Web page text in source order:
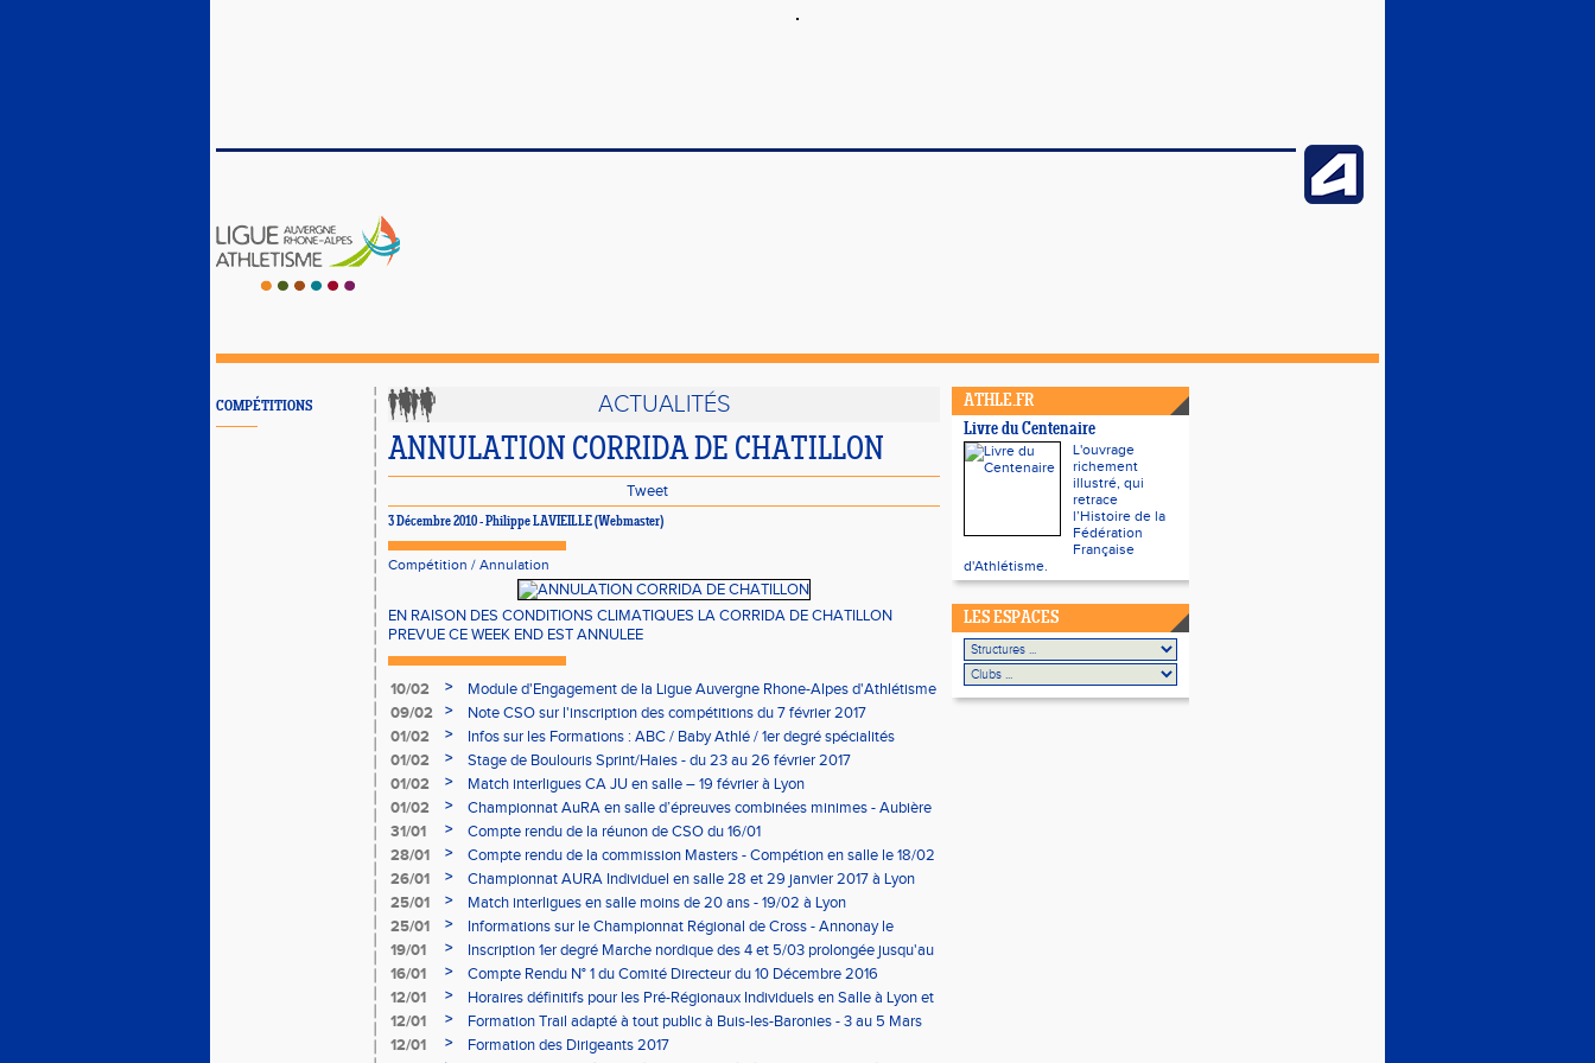
COMPÉTITIONS ACTUALITÉS
ANNULATION CORRIDA DE CHATILLON
Tweet
3 Décembre 2010 - Philippe LAVIEILLE (Webmaster)
Compétition / Annulation
EN RAISON DES CONDITIONS CLIMATIQUES LA CORRIDA DE CHATILLON
PREVUE CE WEEK END EST ANNULEE
10/02 >
Module d'Engagement de la Ligue Auvergne Rhone-Alpes d'Athlétisme
09/02
>
Note CSO sur l'inscription des compétitions du 7 février 2017
01/02
>
Infos sur les Formations : ABC / Baby Athlé / 1er degré spécialités
01/02
>
Stage de Boulouris Sprint/Haies - du 23 au 26 février 2017
01/02
>
Match interligues CA JU en salle – 19 février à Lyon
01/02
>
Championnat AuRA en salle d’épreuves combinées minimes - Aubière
- le 12 février
31/01 >
Compte rendu de la réunon de CSO du 16/01
28/01
>
Compte rendu de la commission Masters - Compétion en salle le 18/02
à Bourgoin
26/01 >
Championnat AURA Individuel en salle 28 et 29 janvier 2017 à Lyon
25/01
>
Match interligues en salle moins de 20 ans - 19/02 à Lyon
25/01
>
Informations sur le Championnat Régional de Cross - Annonay le
05/02
19/01 >
Inscription 1er degré Marche nordique des 4 et 5/03 prolongée jusqu'au
03/02 (sous condition)
16/01 >
Compte Rendu N° 1 du Comité Directeur du 10 Décembre 2016
12/01
>
Horaires définitifs pour les Pré-Régionaux Individuels en Salle à Lyon et
Aubière
12/01 >
Formation Trail adapté à tout public à Buis-les-Baronies - 3 au 5 Mars
12/01
>
Formation des Dirigeants 2017
ATHLE.FR
Livre du Centenaire
L'ouvrage
richement
illustré, qui
retrace
l’Histoire de la
Fédération
Française
d'Athlétisme.
LES ESPACES